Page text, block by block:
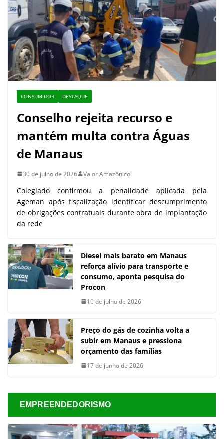
CONSUMIDOR DESTAQUE
Conselho rejeita recurso e
mantém multa contra Águas
de Manaus
30 de julho de 2026 Valor Amazônico
Colegiado confirmou a penalidade aplicada pela
Ageman após fiscalização identificar descumprimento
de obrigações contratuais durante obra de implantação
da rede
Diesel mais barato em Manaus
reforça alívio para transporte e
consumo, aponta pesquisa do
Procon
10 de julho de 2026
Preço do gás de cozinha volta a
subir em Manaus e pressiona
orçamento das famílias
17 de junho de 2026
EMPREENDEDORISMO